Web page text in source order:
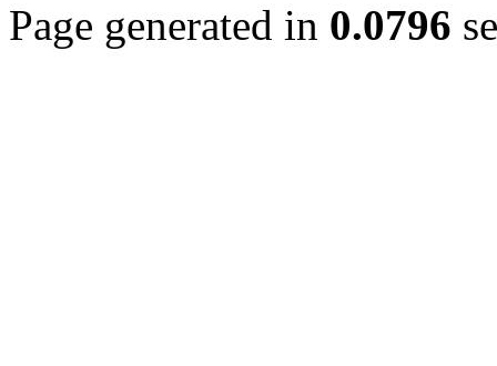
Page generated in 0.0796